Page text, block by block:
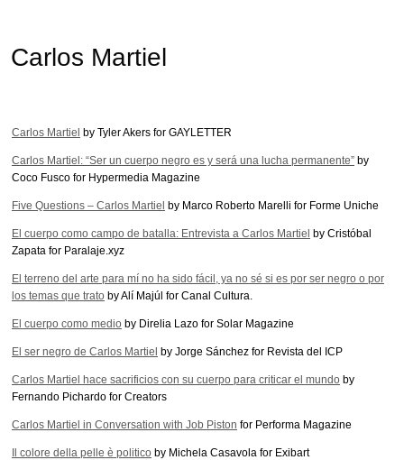
Carlos Martiel
Carlos Martiel by Tyler Akers for GAYLETTER
Carlos Martiel: “Ser un cuerpo negro es y será una lucha permanente” by
Coco Fusco for Hypermedia Magazine
Five Questions – Carlos Martiel by Marco Roberto Marelli for Forme Uniche
El cuerpo como campo de batalla: Entrevista a Carlos Martiel by Cristóbal
Zapata for Paralaje.xyz
El terreno del arte para mí no ha sido fácil, ya no sé si es por ser negro o por
los temas que trato by Alí Majúl for Canal Cultura.
El cuerpo como medio by Direlia Lazo for Solar Magazine
El ser negro de Carlos Martiel by Jorge Sánchez for Revista del ICP
Carlos Martiel hace sacrificios con su cuerpo para criticar el mundo by
Fernando Pichardo for Creators
Carlos Martiel in Conversation with Job Piston for Performa Magazine
Il colore della pelle è politico by Michela Casavola for Exibart